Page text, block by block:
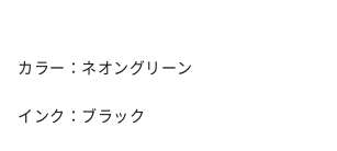
カラー：ネオングリーン
インク：ブラック